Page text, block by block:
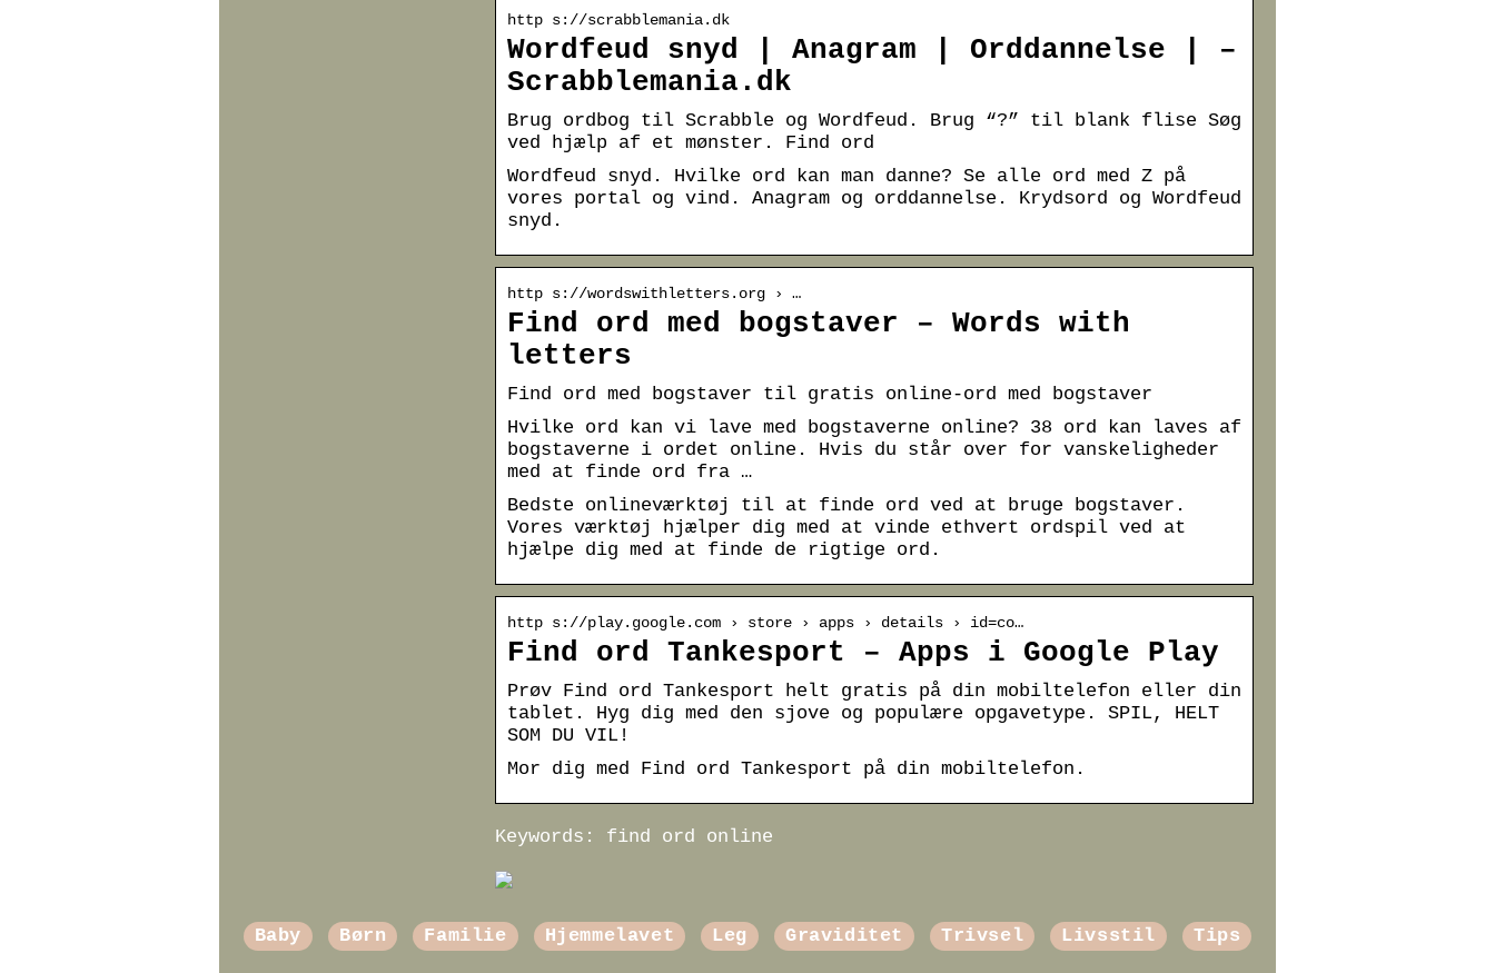
http s://scrabblemania.dk
Wordfeud snyd | Anagram | Orddannelse | –
Scrabblemania.dk
Brug ordbog til Scrabble og Wordfeud. Brug “?” til blank flise Søg
ved hjælp af et mønster. Find ord
Wordfeud snyd. Hvilke ord kan man danne? Se alle ord med Z på
vores portal og vind. Anagram og orddannelse. Krydsord og Wordfeud
snyd.
http s://wordswithletters.org › …
Find ord med bogstaver – Words with
letters
Find ord med bogstaver til gratis online-ord med bogstaver
Hvilke ord kan vi lave med bogstaverne online? 38 ord kan laves af
bogstaverne i ordet online. Hvis du står over for vanskeligheder
med at finde ord fra …
Bedste onlineværktøj til at finde ord ved at bruge bogstaver.
Vores værktøj hjælper dig med at vinde ethvert ordspil ved at
hjælpe dig med at finde de rigtige ord.
http s://play.google.com › store › apps › details › id=co…
Find ord Tankesport – Apps i Google Play
Prøv Find ord Tankesport helt gratis på din mobiltelefon eller din
tablet. Hyg dig med den sjove og populære opgavetype. SPIL, HELT
SOM DU VIL!
Mor dig med Find ord Tankesport på din mobiltelefon.
Keywords: find ord online
Baby Børn Familie Hjemmelavet Leg Graviditet Trivsel Livsstil Tips